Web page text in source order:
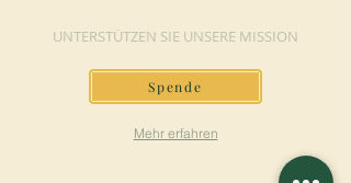
UNTERSTÜTZEN SIE UNSERE MISSION
Spende
Mehr erfahren